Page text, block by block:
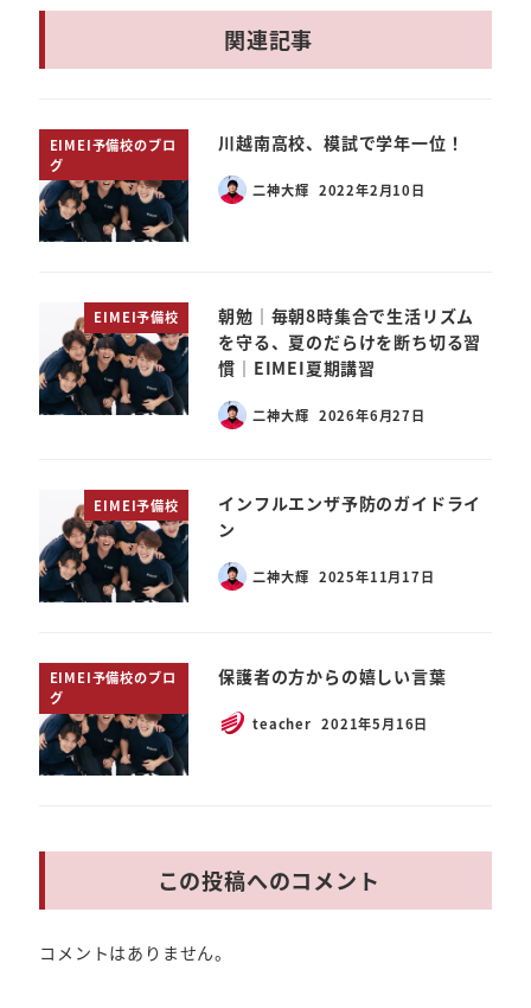
関連記事
EIMEI予備校のブロ
グ
川越南高校、模試で学年一位！
二神大輝 2022年2月10日
EIMEI予備校
朝勉｜毎朝8時集合で生活リズム
を守る、夏のだらけを断ち切る習
慣｜EIMEI夏期講習
二神大輝 2026年6月27日
EIMEI予備校
インフルエンザ予防のガイドライ
ン
二神大輝 2025年11月17日
EIMEI予備校のブロ
グ
保護者の方からの嬉しい言葉
teacher 2021年5月16日
この投稿へのコメント
コメントはありません。